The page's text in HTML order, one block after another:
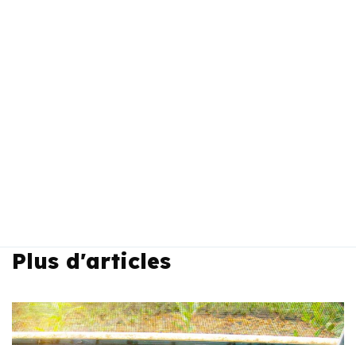
Plus d'articles